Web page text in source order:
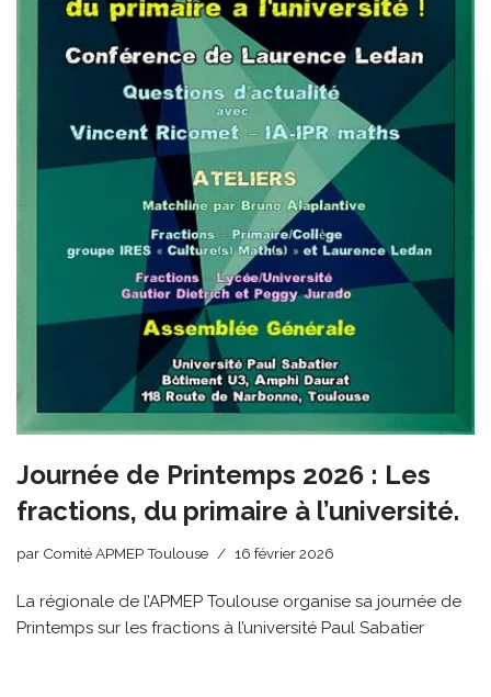
Journée de Printemps 2026 : Les
fractions, du primaire à l’université.
par Comité APMEP Toulouse 16 février 2026
La régionale de l’APMEP Toulouse organise sa journée de
Printemps sur les fractions à l’université Paul Sabatier